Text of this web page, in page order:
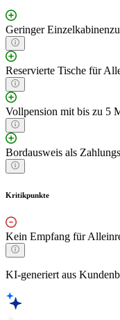
Geringer
Reservierte Tische für
Vollpension mit bis zu 5
Bordausweis als
Kritikpunkte
Kein Empfang für
KI-generiert aus